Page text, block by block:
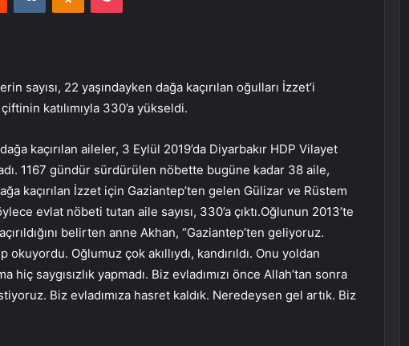
sayısı, 22 yaşındayken dağa kaçırılan oğulları İzzet’i
katılımıyla 330’a yükseldi.
kaçırılan aileler, 3 Eylül 2019’da Diyarbakır HDP Vilayet
1167 gündür sürdürülen nöbette bugüne kadar 38 aile,
kaçırılan İzzet için Gaziantep’ten gelen Gülizar ve Rüstem
evlat nöbeti tutan aile sayısı, 330’a çıktı.Oğlunun 2013’te
belirten anne Akhan, “Gaziantep’ten geliyoruz.
okuyordu. Oğlumuz çok akıllıydı, kandırıldı. Onu yoldan
hiç saygısızlık yapmadı. Biz evladımızı önce Allah’tan sonra
Biz evladımıza hasret kaldık. Neredeysen gel artık. Biz